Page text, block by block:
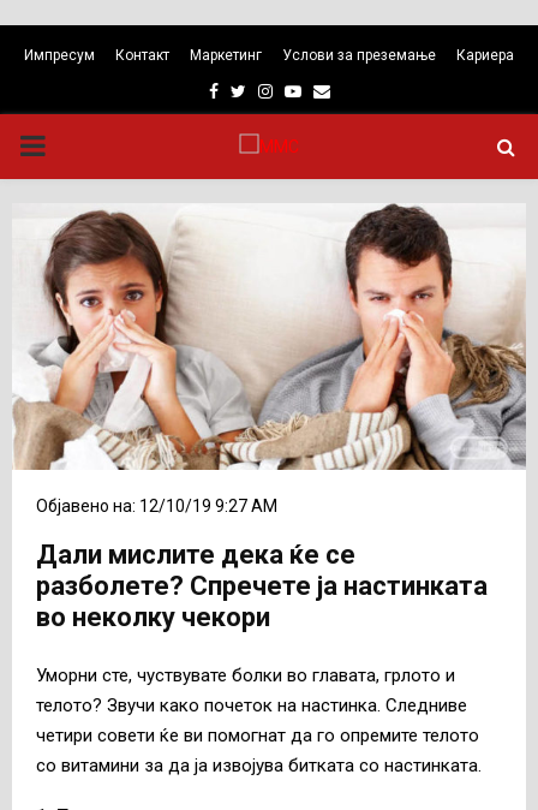
Импресум Контакт Маркетинг Услови за преземање Кариера
Facebook
TwitterInstagram
Youtube
Email
PRIMARY
MENU
Објавено на: 12/10/19 9:27 AM
Дали мислите дека ќе се
разболете? Спречете ја настинката
во неколку чекори
Уморни сте, чуствувате болки во главата, грлото и
телото? Звучи како почеток на настинка. Следниве
четири совети ќе ви помогнат да го опремите телото
со витамини за да ја извојува битката со настинката.